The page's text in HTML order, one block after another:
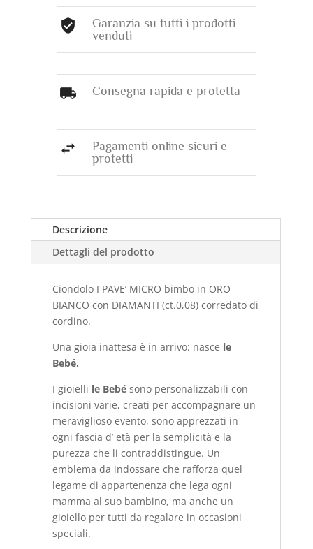
CORDINO
quantità
Garanzia su tutti i prodotti
venduti
Consegna rapida e protetta
Pagamenti online sicuri e
protetti
Descrizione
Dettagli del prodotto
Ciondolo I PAVE’ MICRO bimbo in ORO
BIANCO con DIAMANTI (ct.0,08) corredato di
cordino.
Una gioia inattesa è in arrivo: nasce le
Bebé.
I gioielli le Bebé sono personalizzabili con
incisioni varie, creati per accompagnare un
meraviglioso evento, sono apprezzati in
ogni fascia d’ età per la semplicità e la
purezza che li contraddistingue. Un
emblema da indossare che rafforza quel
legame di appartenenza che lega ogni
mamma al suo bambino, ma anche un
gioiello per tutti da regalare in occasioni
speciali.